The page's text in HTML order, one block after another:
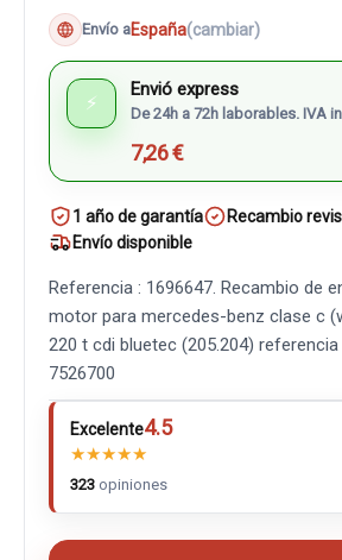
Envío aEspaña(cambiar)
⚡
Envió express
De 24h a 72h laborables. IVA
7,26 €
1 año de garantía
Recambio
Envío disponible
Referencia : 1696647. Recambio de
motor para mercedes-benz clase c
220 t cdi bluetec (205.204) referencia
7526700
Excelente4.5
★★★★★
323 opiniones